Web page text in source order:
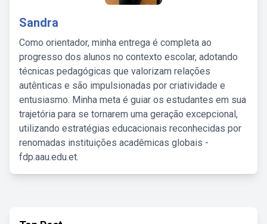
Sandra
Como orientador, minha entrega é completa ao
progresso dos alunos no contexto escolar, adotando
técnicas pedagógicas que valorizam relações
autênticas e são impulsionadas por criatividade e
entusiasmo. Minha meta é guiar os estudantes em sua
trajetória para se tornarem uma geração excepcional,
utilizando estratégias educacionais reconhecidas por
renomadas instituições acadêmicas globais -
fdp.aau.edu.et.